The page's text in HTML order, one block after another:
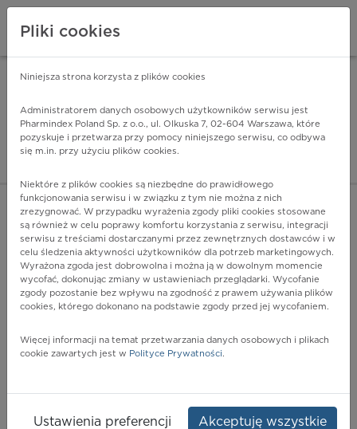
Pharmindex - lider
ZALOGUJ SIĘ
POKAŻ FILTRY
Pharmindex
Pliki cookies
Niniejsza strona korzysta z plików cookies
Administratorem danych osobowych użytkowników serwisu jest
Pharmindex Poland Sp. z o.o., ul. Olkuska 7, 02-604 Warszawa, które
pozyskuje i przetwarza przy pomocy niniejszego serwisu, co odbywa
się m.in. przy użyciu plików cookies.
Niektóre z plików cookies są niezbędne do prawidłowego
funkcjonowania serwisu i w związku z tym nie można z nich
zrezygnować. W przypadku wyrażenia zgody pliki cookies stosowane
są również w celu poprawy komfortu korzystania z serwisu, integracji
serwisu z treściami dostarczanymi przez zewnętrznych dostawców i w
celu śledzenia aktywności użytkowników dla potrzeb marketingowych.
Wyrażona zgoda jest dobrowolna i można ją w dowolnym momencie
wycofać, dokonując zmiany w ustawieniach przeglądarki. Wycofanie
zgody pozostanie bez wpływu na zgodność z prawem używania plików
cookies, którego dokonano na podstawie zgody przed jej wycofaniem.
Więcej informacji na temat przetwarzania danych osobowych i plikach
cookie zawartych jest w Polityce Prywatności.
Ustawienia preferencji Akceptuję wszystkie
ZA DARMO - w Google Play INSTALUJ